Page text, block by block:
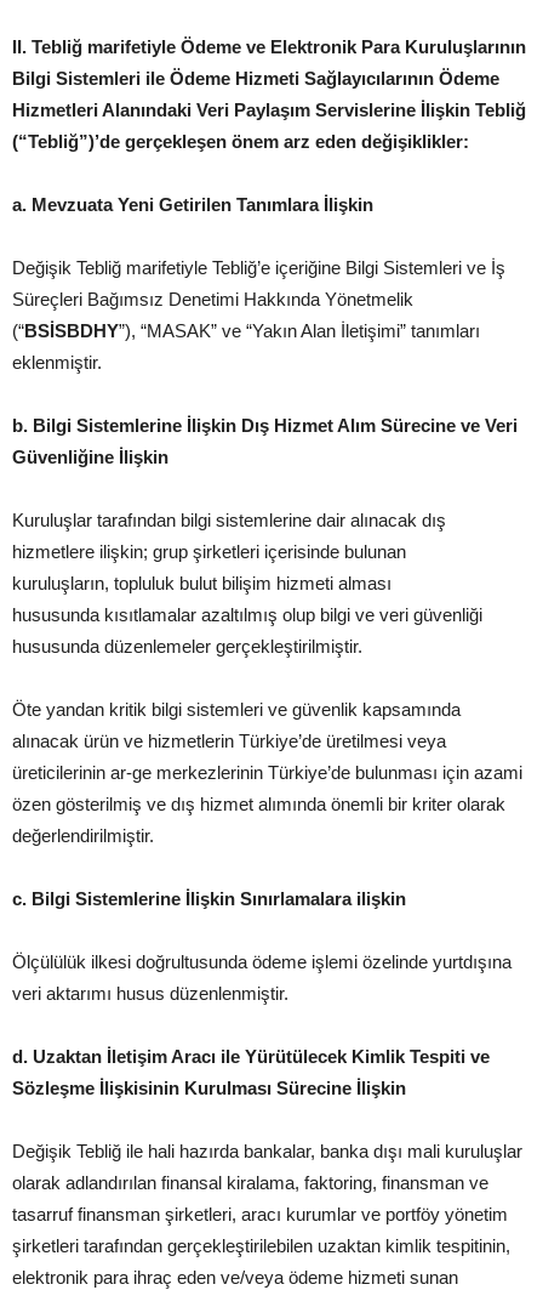
II. Tebliğ marifetiyle Ödeme ve Elektronik Para Kuruluşlarının
Bilgi Sistemleri ile Ödeme Hizmeti Sağlayıcılarının Ödeme
Hizmetleri Alanındaki Veri Paylaşım Servislerine İlişkin Tebliğ
(“Tebliğ”)’de gerçekleşen önem arz eden değişiklikler:
a. Mevzuata Yeni Getirilen Tanımlara İlişkin
Değişik Tebliğ marifetiyle Tebliğ’e içeriğine Bilgi Sistemleri ve İş
Süreçleri Bağımsız Denetimi Hakkında Yönetmelik
(“BSİSBDHY”), “MASAK” ve “Yakın Alan İletişimi” tanımları
eklenmiştir.
b. Bilgi Sistemlerine İlişkin Dış Hizmet Alım Sürecine ve Veri
Güvenliğine İlişkin
Kuruluşlar tarafından bilgi sistemlerine dair alınacak dış
hizmetlere ilişkin; grup şirketleri içerisinde bulunan
kuruluşların, topluluk bulut bilişim hizmeti alması
hususunda kısıtlamalar azaltılmış olup bilgi ve veri güvenliği
hususunda düzenlemeler gerçekleştirilmiştir.
Öte yandan kritik bilgi sistemleri ve güvenlik kapsamında
alınacak ürün ve hizmetlerin Türkiye’de üretilmesi veya
üreticilerinin ar-ge merkezlerinin Türkiye’de bulunması için azami
özen gösterilmiş ve dış hizmet alımında önemli bir kriter olarak
değerlendirilmiştir.
c. Bilgi Sistemlerine İlişkin Sınırlamalara ilişkin
Ölçülülük ilkesi doğrultusunda ödeme işlemi özelinde yurtdışına
veri aktarımı husus düzenlenmiştir.
d. Uzaktan İletişim Aracı ile Yürütülecek Kimlik Tespiti ve
Sözleşme İlişkisinin Kurulması Sürecine İlişkin
Değişik Tebliğ ile hali hazırda bankalar, banka dışı mali kuruluşlar
olarak adlandırılan finansal kiralama, faktoring, finansman ve
tasarruf finansman şirketleri, aracı kurumlar ve portföy yönetim
şirketleri tarafından gerçekleştirilebilen uzaktan kimlik tespitinin,
elektronik para ihraç eden ve/veya ödeme hizmeti sunan